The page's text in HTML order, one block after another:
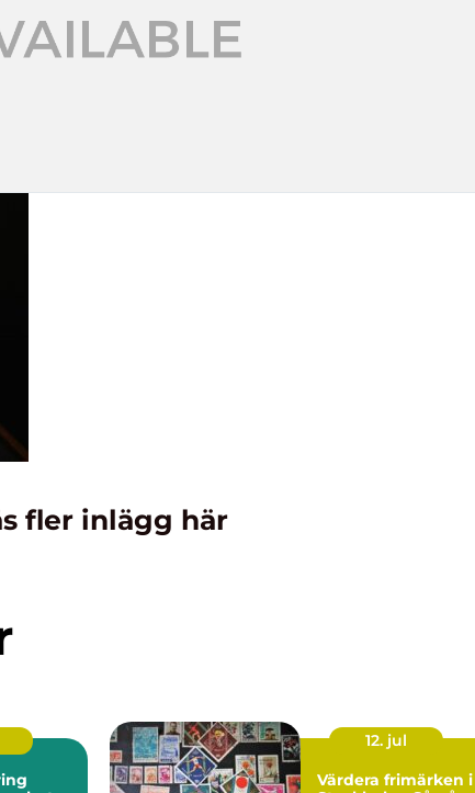
fler inlägg här
12. jul
Värdera frimärken i